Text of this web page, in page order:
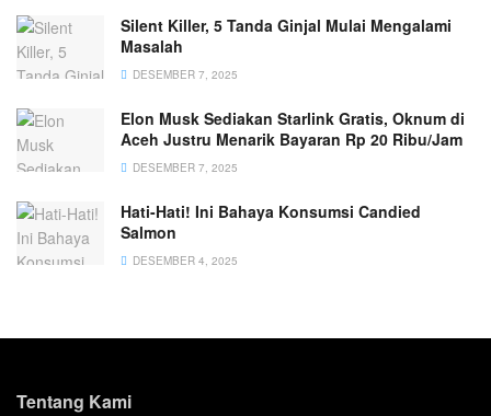
Silent Killer, 5 Tanda Ginjal Mulai Mengalami
Masalah
DESEMBER 7, 2025
Elon Musk Sediakan Starlink Gratis, Oknum di
Aceh Justru Menarik Bayaran Rp 20 Ribu/Jam
DESEMBER 7, 2025
Hati-Hati! Ini Bahaya Konsumsi Candied
Salmon
DESEMBER 4, 2025
Tentang Kami